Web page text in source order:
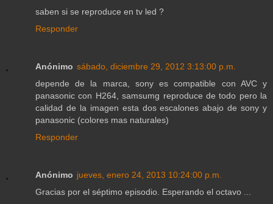
saben si se reproduce en tv led ?
Responder
Anónimo sábado, diciembre 29, 2012 3:13:00 p.m.
depende de la marca, sony es compatible con AVC y
panasonic con H264, samsumg reproduce de todo pero la
calidad de la imagen esta dos escalones abajo de sony y
panasonic (colores mas naturales)
Responder
Anónimo jueves, enero 24, 2013 10:24:00 p.m.
Gracias por el séptimo episodio. Esperando el octavo ...